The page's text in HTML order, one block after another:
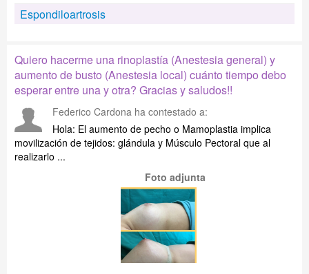
Espondiloartrosis
Quiero hacerme una rinoplastía (Anestesia general) y
aumento de busto (Anestesia local) cuánto tiempo debo
esperar entre una y otra? Gracias y saludos!!
Federico Cardona ha contestado a:
Hola: El aumento de pecho o Mamoplastia implica
movilización de tejidos: glándula y Músculo Pectoral que al
realizarlo ...
Foto adjunta